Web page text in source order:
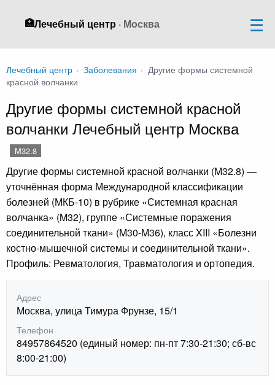
🏥Лечебный центр · Москва
Лечебный центр › Заболевания › Другие формы системной
красной волчанки
Другие формы системной красной
волчанки Лечебный центр Москва
M32.8
Другие формы системной красной волчанки (M32.8) —
уточнённая форма Международной классификации
болезней (МКБ-10) в рубрике «Системная красная
волчанка» (M32), группе «Системные поражения
соединительной ткани» (M30-M36), класс XIII «Болезни
костно-мышечной системы и соединительной ткани».
Профиль: Ревматология, Травматология и ортопедия.
Адрес
Москва, улица Тимура Фрунзе, 15/1
Телефон
84957864520 (единый номер: пн-пт 7:30-21:30; сб-вс
8:00-21:00)